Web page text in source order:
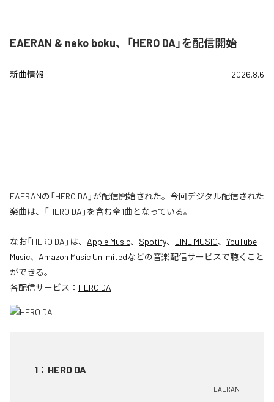
EAERAN & neko boku、「HERO DA」を配信開始
新曲情報 2026.8.6
EAERANの「HERO DA」が配信開始された。今回デジタル配信された
楽曲は、「HERO DA」を含む全1曲となっている。
なお「HERO DA 」は、 Apple Music、 Spotify、 LINE MUSIC、 YouTube
Music、 Amazon Music Unlimitedなどの音楽配信サービスで聴くこと
ができる。
各配信サービス： HERO DA
1 ： HERO DA
EAERAN